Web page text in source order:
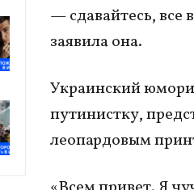
— сдавайтесь, все
заявила она.
Украинский
путинистку,
леопардовым